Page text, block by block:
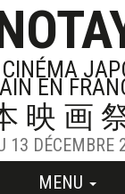
EN
映画
13 DÉCEMBRE
MENU